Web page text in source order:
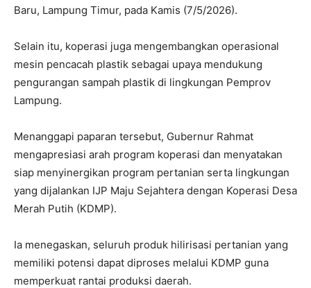
Baru, Lampung Timur, pada Kamis (7/5/2026).
Selain itu, koperasi juga mengembangkan operasional
mesin pencacah plastik sebagai upaya mendukung
pengurangan sampah plastik di lingkungan Pemprov
Lampung.
Menanggapi paparan tersebut, Gubernur Rahmat
mengapresiasi arah program koperasi dan menyatakan
siap menyinergikan program pertanian serta lingkungan
yang dijalankan IJP Maju Sejahtera dengan Koperasi Desa
Merah Putih (KDMP).
Ia menegaskan, seluruh produk hilirisasi pertanian yang
memiliki potensi dapat diproses melalui KDMP guna
memperkuat rantai produksi daerah.